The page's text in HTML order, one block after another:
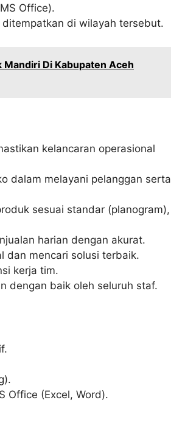
Office).
di wilayah tersebut.
Di Kabupaten Aceh
kelancaran operasional
dalam melayani pelanggan serta
sesuai standar (planogram),
harian dengan akurat.
dan mencari solusi terbaik.
kerja tim.
dengan baik oleh seluruh staf.
Office (Excel, Word).